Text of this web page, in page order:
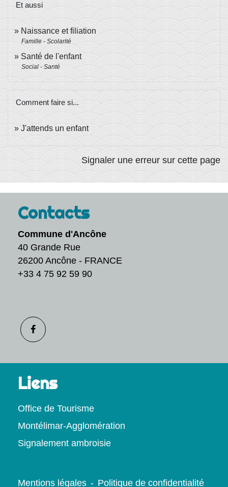
Et aussi
Naissance et filiation
Famille - Scolarité
Santé de l'enfant
Social - Santé
Comment faire si...
J'attends un enfant
Signaler une erreur sur cette page
Contacts
Commune d'Ancône
40 Grande Rue
26200 Ancône - FRANCE
+33 4 75 92 59 90
Liens
Office de Tourisme
Montélimar-Agglomération
Signalement ambroisie
Mentions légales - Politique de confidentialité